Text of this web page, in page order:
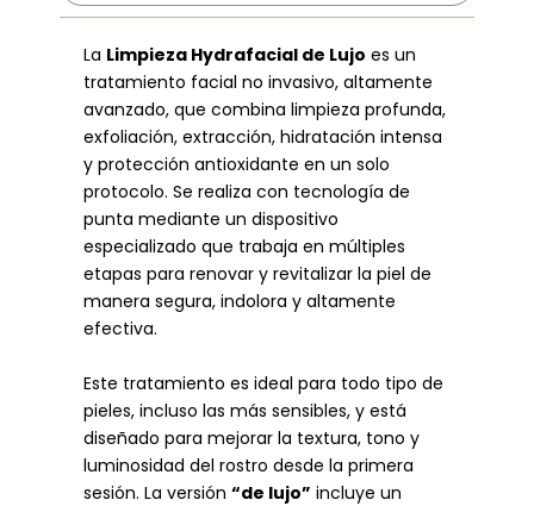
La Limpieza Hydrafacial de Lujo es un
tratamiento facial no invasivo, altamente
avanzado, que combina limpieza profunda,
exfoliación, extracción, hidratación intensa
y protección antioxidante en un solo
protocolo. Se realiza con tecnología de
punta mediante un dispositivo
especializado que trabaja en múltiples
etapas para renovar y revitalizar la piel de
manera segura, indolora y altamente
efectiva.
Este tratamiento es ideal para todo tipo de
pieles, incluso las más sensibles, y está
diseñado para mejorar la textura, tono y
luminosidad del rostro desde la primera
sesión. La versión “de lujo” incluye un